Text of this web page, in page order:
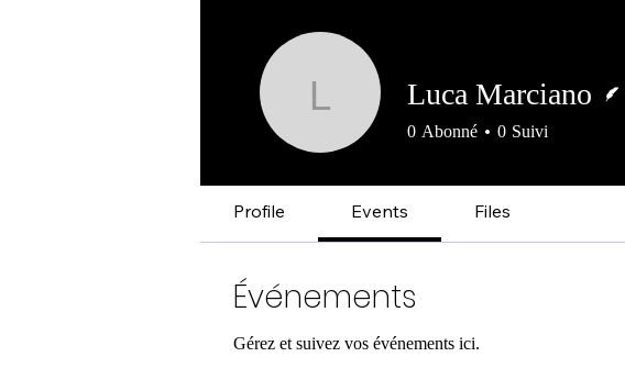
Luca Marciano
Luca Marciano
0 Abonné 0 Suivi
Profile Events Files
Événements
Gérez et suivez vos événements ici.